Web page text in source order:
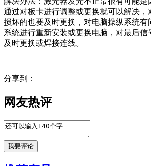
通过对板卡进行调整或更换就可以解决，
损坏的也要及时更换，对电脑操纵系统有
系统进行重新安装或更换电脑，对最后
及时更换或焊接连线。
分享到：
网友热评